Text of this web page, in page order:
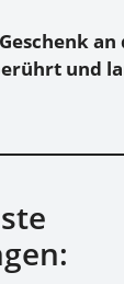
an
und